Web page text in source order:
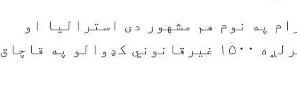
په نوم هم مشهور دی استرالیا او
نیوزیلنډ هیوادونو ته د لږترلږه ۱۵۰۰ غیرقانوني کډوالو په قاچاق